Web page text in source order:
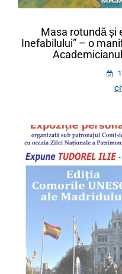
Masa rotundă și
Inefabilului” – o